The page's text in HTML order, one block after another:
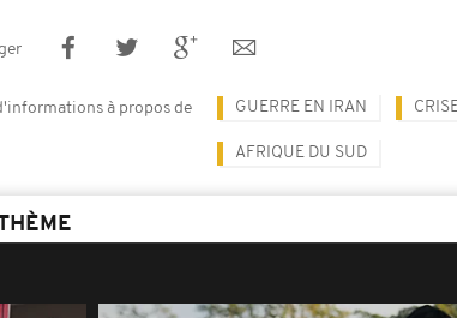
à propos de GUERRE EN IRAN
AFRIQUE DU SUD